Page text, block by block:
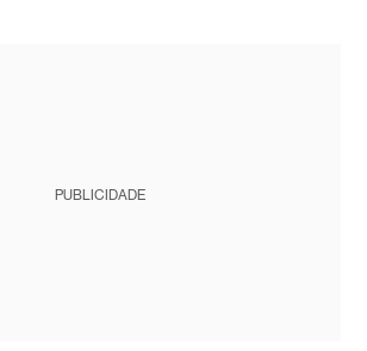
PUBLICIDADE